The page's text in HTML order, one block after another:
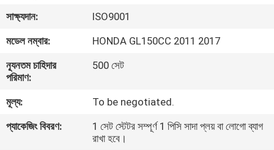
সম্বন্ধে
কারখানা
গুণমান
সাক্ষ্যদান:
ISO9001
মডেল নম্বার:
HONDA GL150CC 2011 2017
ন্যূনতম চাহিদার
পরিমাণ:
500 সেট
মূল্য:
To be negotiated.
প্যাকেজিং বিবরণ:
1 সেট স্টেটর সম্পূর্ণ 1 পিসি সাদা প্লয় বা লোগো ব্যাগ
রাখা হবে।